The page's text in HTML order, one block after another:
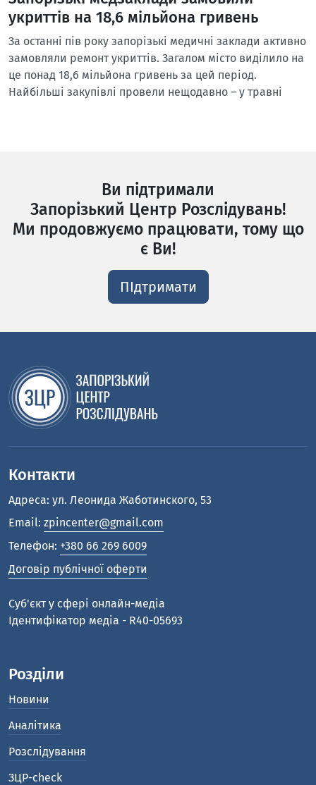
укриттів на 18,6 мільйона гривень
За останні пів року запорізькі медичні заклади активно
замовляли ремонт укриттів. Загалом місто виділило на
це понад 18,6 мільйона гривень за цей період.
Найбільші закупівлі провели нещодавно – у травні
Ви підтримали
Запорізький Центр Розслідувань!
Ми продовжуємо працювати, тому що
є Ви!
ПІдтримати
Контакти
Адреса: ул. Леонида Жаботинского, 53
Email: zpincenter@gmail.com
Телефон: +380 66 269 6009
Договір публічної оферти
Cуб'єкт у сфері онлайн-медіа
Ідентифікатор медіа - R40-05693
Розділи
Новини
Аналітика
Розслідування
ЗЦР-check